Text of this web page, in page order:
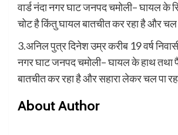
वार्ड नंदा नगर घाट जनपद चमोली– घायल के
चोट है किंतु घायल बातचीत कर रहा है और चल
3.अनिल पुत्र दिनेश उम्र करीब 19 वर्ष
नगर घाट जनपद चमोली– घायल के हाथ तथा
बातचीत कर रहा है और सहारा लेकर चल पा
About Author